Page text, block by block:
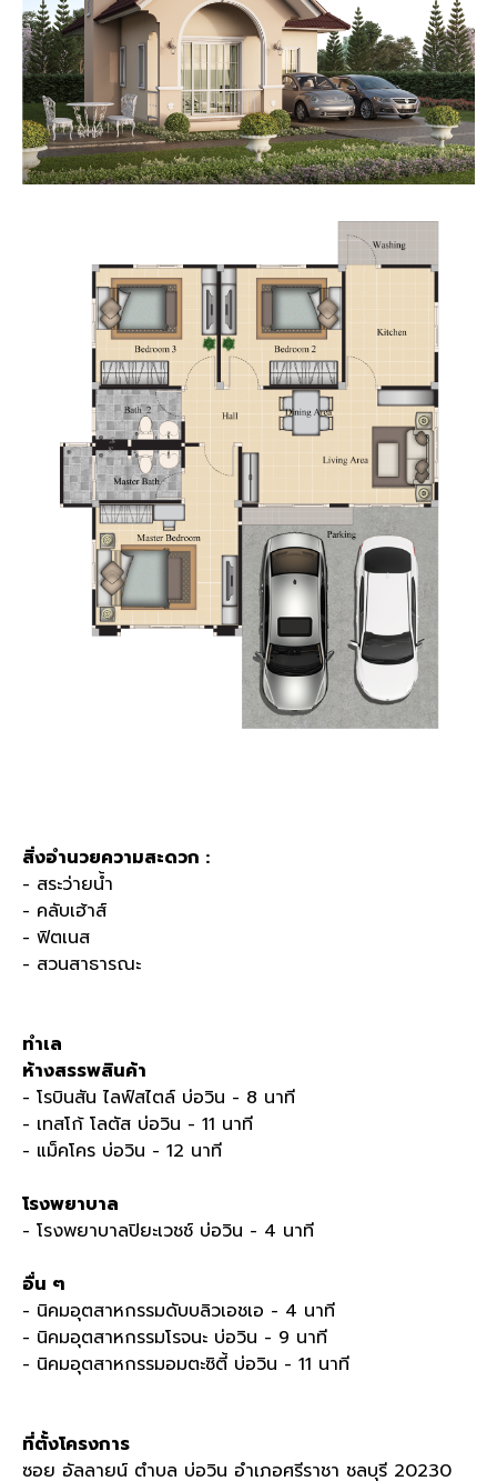
สิ่งอำนวยความสะดวก :
- สระว่ายน้ำ
- คลับเฮ้าส์
- ฟิตเนส
- สวนสาธารณะ
ทำเล
ห้างสรรพสินค้า
- โรบินสัน ไลฟ์สไตล์ บ่อวิน - 8 นาที
- เทสโก้ โลตัส บ่อวิน - 11 นาที
- แม็คโคร บ่อวิน - 12 นาที
โรงพยาบาล
- โรงพยาบาลปิยะเวชช์ บ่อวิน - 4 นาที
อื่น ๆ
- นิคมอุตสาหกรรมดับบลิวเอชเอ - 4 นาที
- นิคมอุตสาหกรรมโรจนะ บ่อวิน - 9 นาที
- นิคมอุตสาหกรรมอมตะซิตี้ บ่อวิน - 11 นาที
ที่ตั้งโครงการ
ซอย อัลลายน์ ตำบล บ่อวิน อำเภอศรีราชา ชลบุรี 20230